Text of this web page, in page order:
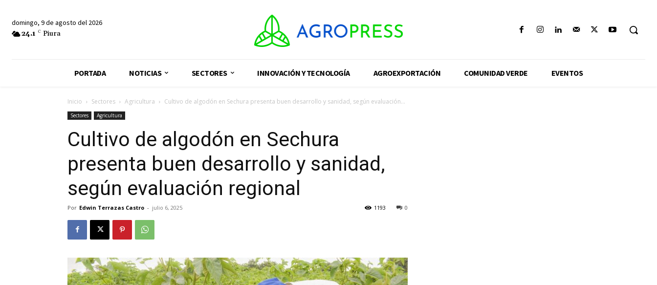
domingo, 9 de agosto del 2026
24.1 C Piura
PORTADA NOTICIAS SECTORES INNOVACIÓN Y TECNOLOGÍA AGROEXPORTACIÓN COMUNIDAD VERDE EVENTOS
Inicio Sectores Agricultura Cultivo de algodón en Sechura presenta buen desarrollo y sanidad, según evaluación...
Sectores Agricultura
Cultivo de algodón en Sechura
presenta buen desarrollo y sanidad,
según evaluación regional
Por Edwin Terrazas Castro - julio 6, 2025 0
1193